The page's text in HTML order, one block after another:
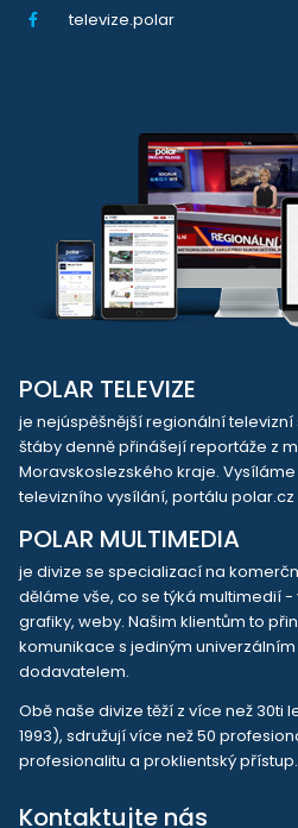
televize.polar
POLAR TELEVIZE
je nejúspěšnější regionální televizní
štáby denně přinášejí reportáže z
Moravskoslezského kraje.
televizního vysílání, portálu
POLAR MULTIMEDIA
je divize se specializací na
děláme vše, co se týká multimedií -
grafiky, weby. Našim klientům to
komunikace s jediným
dodavatelem.
Obě naše divize těží z více než 30ti
1993), sdružují více než 50
profesionalitu a proklientský přístup.
Kontaktujte nás